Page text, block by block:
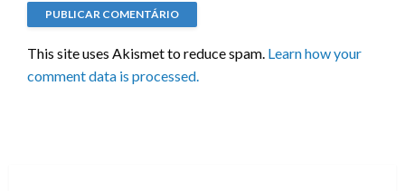
This site uses Akismet to reduce spam. Learn how your
comment data is processed.